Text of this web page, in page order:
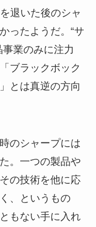
退いた後のシャ
ったようだ。“サ
業のみに注力
ブラックボック
とは真逆の方向
のシャープには
。一つの製品や
の技術を他に応
、というもの
もない手に入れ